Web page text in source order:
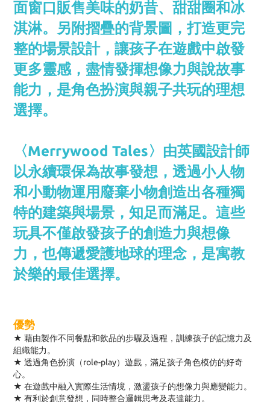
面窗口販售美味的奶昔、甜甜圈和冰
淇淋。另附摺疊的背景圖，打造更完
整的場景設計，讓孩子在遊戲中啟發
更多靈感，盡情發揮想像力與說故事
能力，是角色扮演與親子共玩的理想
選擇。
〈Merrywood Tales〉由英國設計師
以永續環保為故事發想，透過小人物
和小動物運用廢棄小物創造出各種獨
特的建築與場景，知足而滿足。這些
玩具不僅啟發孩子的創造力與想像
力，也傳遞愛護地球的理念，是寓教
於樂的最佳選擇。
優勢
★ 藉由製作不同餐點和飲品的步驟及過程，訓練孩子的記憶力及
組織能力。
★ 透過角色扮演（role-play）遊戲，滿足孩子角色模仿的好奇
心。
★ 在遊戲中融入實際生活情境，激盪孩子的想像力與應變能力。
★ 有利於創意發想，同時整合邏輯思考及表達能力。